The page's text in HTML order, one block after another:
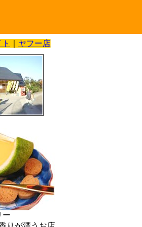
ヤフー店
ー